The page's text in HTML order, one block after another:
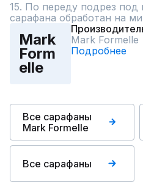
15. По переду подрез
сарафана обработан на
Mark
Form
elle
Mark Formelle
Подробнее
Все сарафаны
Mark Formelle
Все сарафаны